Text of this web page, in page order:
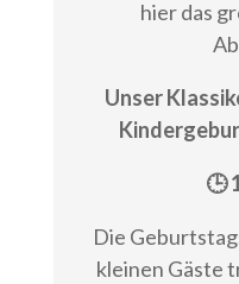
hier das
Unser
🕒
Die
kleinen Gäste